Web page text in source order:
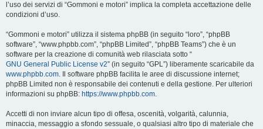
l’uso dei servizi di “Gommoni e motori” implica la completa accettazione delle
condizioni d’uso.
“Gommoni e motori” utilizza il sistema phpBB (in seguito “loro”, “phpBB
software”, “www.phpbb.com”, “phpBB Limited”, “phpBB Teams”) che è un
software per la creazione di comunità web rilasciata sotto “
GNU General Public License v2” (in seguito “GPL”) liberamente scaricabile da
www.phpbb.com. Il software phpBB facilita le aree di discussione internet;
phpBB Limited non è responsabile dei contenuti e della gestione. Per ulteriori
informazioni su phpBB: https://www.phpbb.com.
Accetti di non inviare alcun tipo di offesa, oscenità, volgarità, calunnia,
minaccia, messaggio a sfondo sessuale, o qualsiasi altro tipo di materiale che